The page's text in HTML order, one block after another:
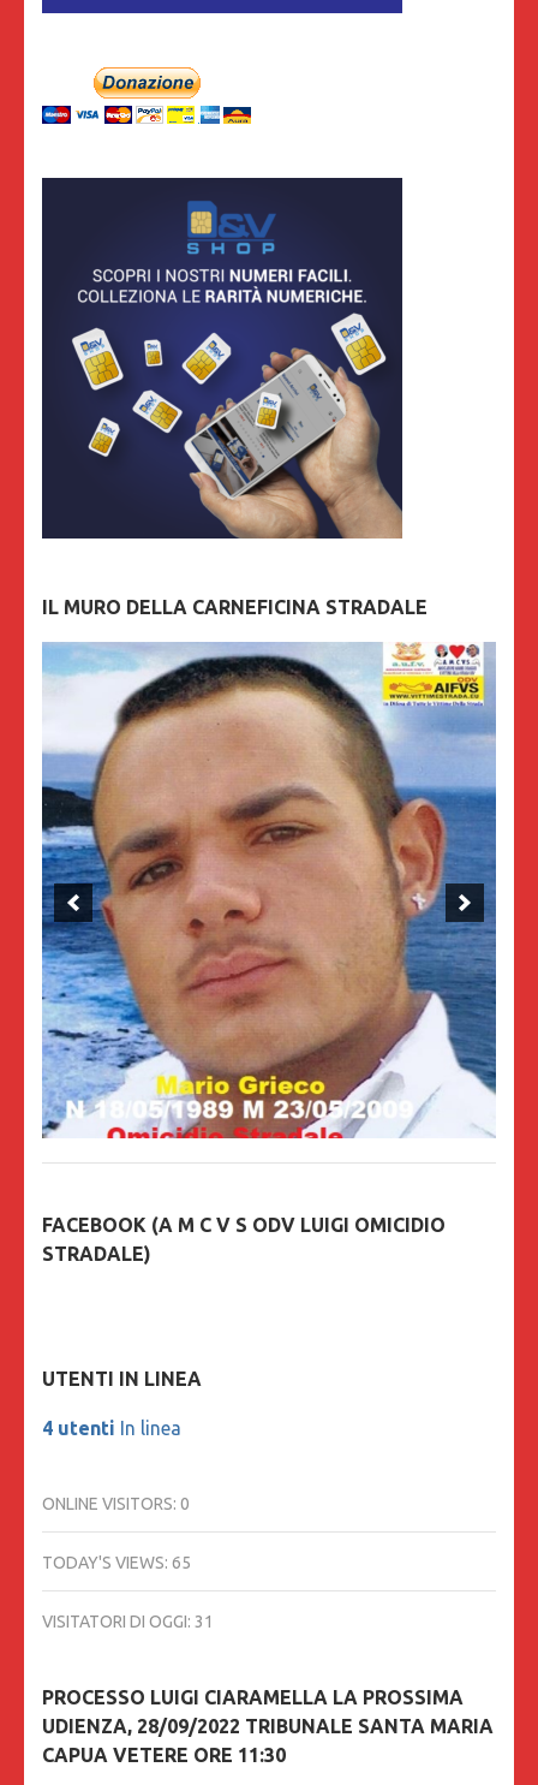
IL MURO DELLA CARNEFICINA STRADALE
FACEBOOK (A M C V S ODV LUIGI OMICIDIO
STRADALE)
UTENTI IN LINEA
4 utenti In linea
ONLINE VISITORS: 0
TODAY'S VIEWS: 65
VISITATORI DI OGGI: 31
PROCESSO LUIGI CIARAMELLA LA PROSSIMA
UDIENZA, 28/09/2022 TRIBUNALE SANTA MARIA
CAPUA VETERE ORE 11:30